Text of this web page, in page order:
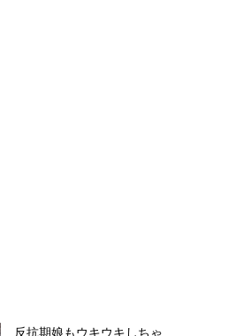
反抗期娘もウキウキしちゃ